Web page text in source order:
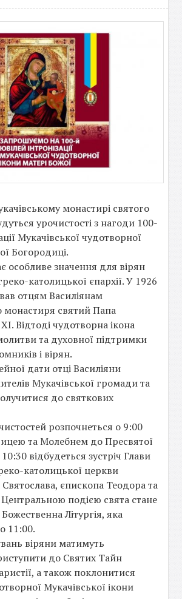
монастирі святого
урочистості з нагоди 100-
Мукачівської чудотворної
Богородиці.
особливе значення для вірян
католицької єпархії. У 1926
отцям Василіянам
монастиря святий Папа
Відтоді чудотворна ікона
та духовної підтримки
і вірян.
дати отці Василіяни
Мукачівської громади та
до святкових
розпочнеться о 9:00
та Молебнем до Пресвятої
відбудеться зустріч Глави
католицької церкви
єпископа Теодора та
подією свята стане
Літургія, яка
11:00.
віряни матимуть
до Святих Тайн
а також поклонитися
Мукачівської ікони